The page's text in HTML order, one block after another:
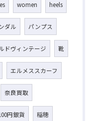
women heels
ダル パンプス
ドヴィンテージ 靴
エルメススカーフ
奈良買取
円銀貨 稲穂